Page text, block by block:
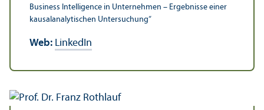
Business Intelligence in Unter­nehmen – Ergebnisse einer
kausalanalytischen Unter­suchung“
Web: LinkedIn